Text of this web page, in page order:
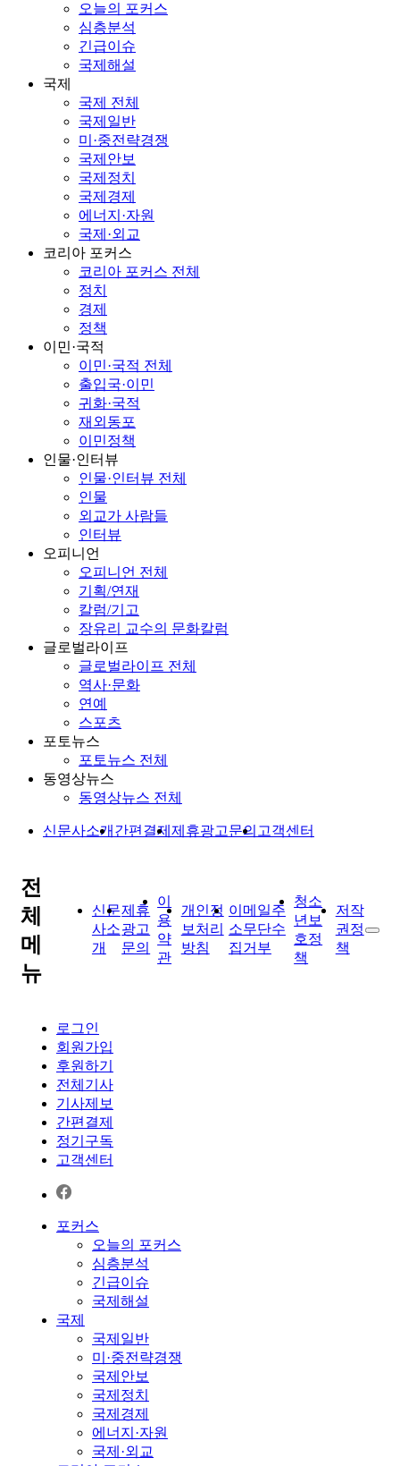
오늘의 포커스
심층분석
긴급이슈
국제해설
국제
국제 전체
국제일반
미·중전략경쟁
국제안보
국제정치
국제경제
에너지·자원
국제·외교
코리아 포커스
코리아 포커스 전체
정치
경제
정책
이민·국적
이민·국적 전체
출입국·이민
귀화·국적
재외동포
이민정책
인물·인터뷰
인물·인터뷰 전체
인물
외교가 사람들
인터뷰
오피니언
오피니언 전체
기획/연재
칼럼/기고
장유리 교수의 문화칼럼
글로벌라이프
글로벌라이프 전체
역사·문화
연예
스포츠
포토뉴스
포토뉴스 전체
동영상뉴스
동영상뉴스 전체
신문사소개 간편결제 제휴광고문의 고객센터
전
체
메
뉴
신문
사소
개
제휴
광고
문의
이
용
약
관
개인정
보처리
방침
이메일주
소무단수
집거부
청소
년보
호정
책
저작
권정
책
로그인
회원가입
후원하기
전체기사
기사제보
간편결제
정기구독
고객센터
포커스
오늘의 포커스
심층분석
긴급이슈
국제해설
국제
국제일반
미·중전략경쟁
국제안보
국제정치
국제경제
에너지·자원
국제·외교